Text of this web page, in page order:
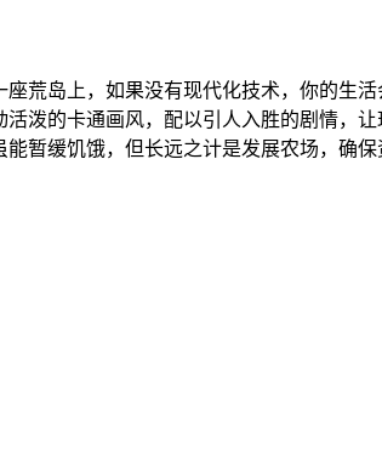
荒岛上，如果没有现代化技术，你的生
泼的卡通画风，配以引人入胜的剧情，
暂缓饥饿，但长远之计是发展农场，确保